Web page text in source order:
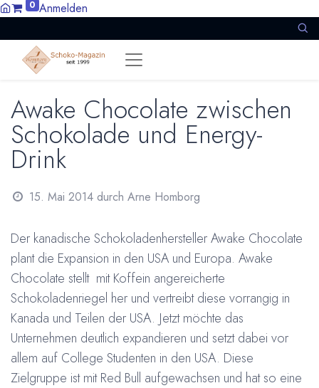
0 Anmelden
Awake Chocolate zwischen
Schokolade und Energy-
Drink
15. Mai 2014 durch Arne Homborg
Der kanadische Schokoladenhersteller Awake Chocolate
plant die Expansion in den USA und Europa. Awake
Chocolate stellt mit Koffein angereicherte
Schokoladenriegel her und vertreibt diese vorrangig in
Kanada und Teilen der USA. Jetzt möchte das
Unternehmen deutlich expandieren und setzt dabei vor
allem auf College Studenten in den USA. Diese
Zielgruppe ist mit Red Bull aufgewachsen und hat so eine